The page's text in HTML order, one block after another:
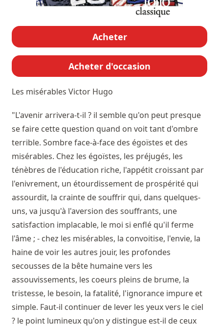
Acheter
Acheter d'occasion
Les misérables Victor Hugo
"L'avenir arrivera-t-il ? il semble qu'on peut presque
se faire cette question quand on voit tant d'ombre
terrible. Sombre face-à-face des égoïstes et des
misérables. Chez les égoïstes, les préjugés, les
ténèbres de l'éducation riche, l'appétit croissant par
l'enivrement, un étourdissement de prospérité qui
assourdit, la crainte de souffrir qui, dans quelques-
uns, va jusqu'à l'aversion des souffrants, une
satisfaction implacable, le moi si enflé qu'il ferme
l'âme ; - chez les misérables, la convoitise, l'envie, la
haine de voir les autres jouir, les profondes
secousses de la bête humaine vers les
assouvissements, les coeurs pleins de brume, la
tristesse, le besoin, la fatalité, l'ignorance impure et
simple. Faut-il continuer de lever les yeux vers le ciel
? le point lumineux qu'on y distingue est-il de ceux